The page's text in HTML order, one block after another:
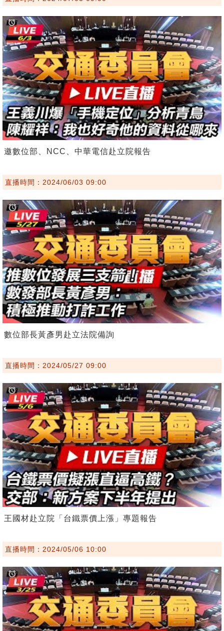
邀數位部、NCC、中華電信赴立院報告
直播時間：2024/06/03 09:00
數位部長黃彥男赴立法院備詢
直播時間：2024/05/27 09:00
王國材赴立院「台鐵票價上漲」專題報告
直播時間：2024/05/06 10:00